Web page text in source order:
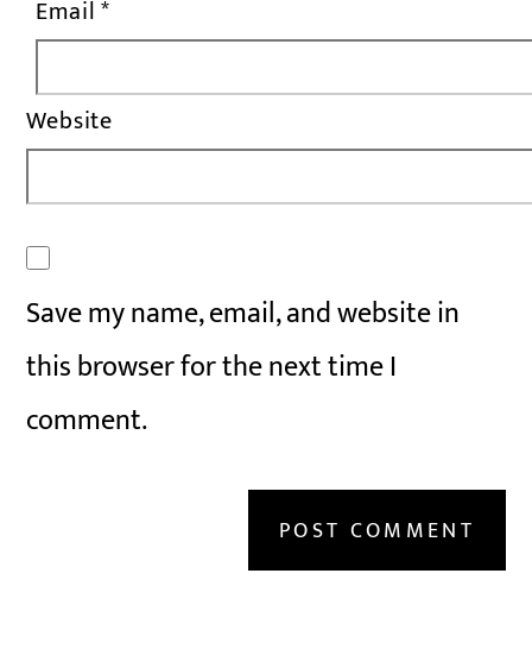
Email*
Website
Save my name, email, and website in
this browser for the next time I
comment.